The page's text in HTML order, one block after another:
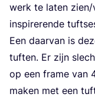
werk te laten
inspi­re­ren­de
Een daar­van is
tuf­ten. Er zijn
op een fra­me van
maken met een